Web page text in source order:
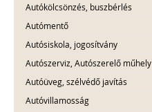
Autókölcsönzés, buszbérlés
Autómentő
Autósiskola, jogosítvány
Autószerviz, Autószerelő műhely
Autóüveg, szélvédő javítás
Autóvillamosság